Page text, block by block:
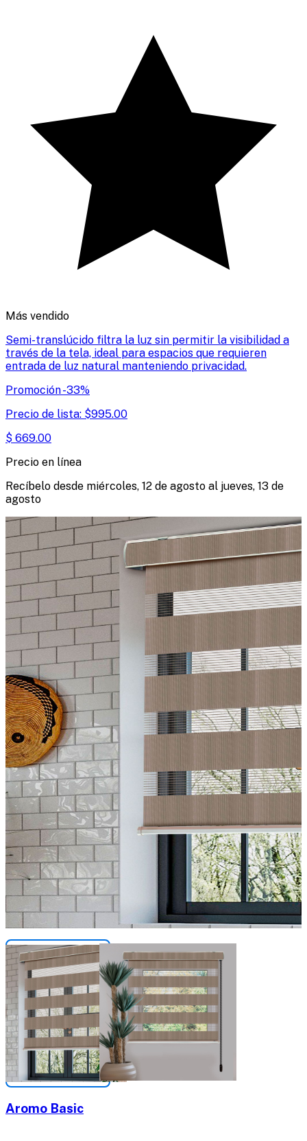
Más vendido
Semi-translúcido filtra la luz sin permitir la visibilidad a
través de la tela, ideal para espacios que requieren
entrada de luz natural manteniendo privacidad.
Promoción-33%
Precio de lista: $995.00
$ 669.00
Precio en línea
Recíbelo desde miércoles, 12 de agosto al jueves, 13 de
agosto
Aromo Basic